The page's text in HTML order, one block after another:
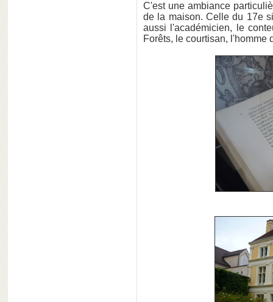
C'est une ambiance
de la maison. Celle du 17e
aussi l'académicien, le
Forêts, le courtisan, l'homme